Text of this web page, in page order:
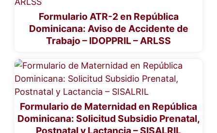
Formulario ATR-2 en República
Dominicana: Aviso de Accidente de
Trabajo – IDOPPRIL – ARLSS
Formulario de Maternidad en República
Dominicana: Solicitud Subsidio Prenatal,
Postnatal y Lactancia – SISALRIL